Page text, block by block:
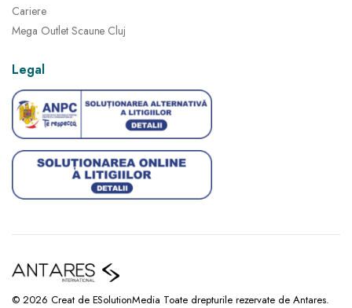
Cariere
Mega Outlet Scaune Cluj
Legal
© 2026 Creat de ESolutionMedia Toate drepturile rezervate de Antares.